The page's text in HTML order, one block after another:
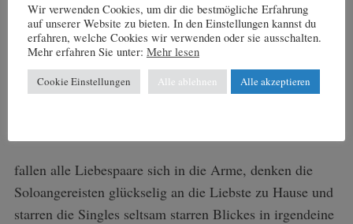
Bei „Halt Dich an mir fest“
fallen alle Liebespaare sich in die Arme, denken die
Soloangereisten glückselig an die Liebste zu Hause und
starren die Singles seltsam starren Blickes in irgendeine
Wir verwenden Cookies, um dir die bestmögliche Erfahrung
auf unserer Website zu bieten. In den Einstellungen kannst du
erfahren, welche Cookies wir verwenden oder sie ausschalten.
Mehr erfahren Sie unter: Mehr lesen
Cookie Einstellungen Alle ablehnen Alle akzeptieren